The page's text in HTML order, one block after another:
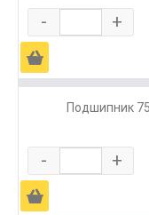
- +
Ä
Подшипник
- +
Ä